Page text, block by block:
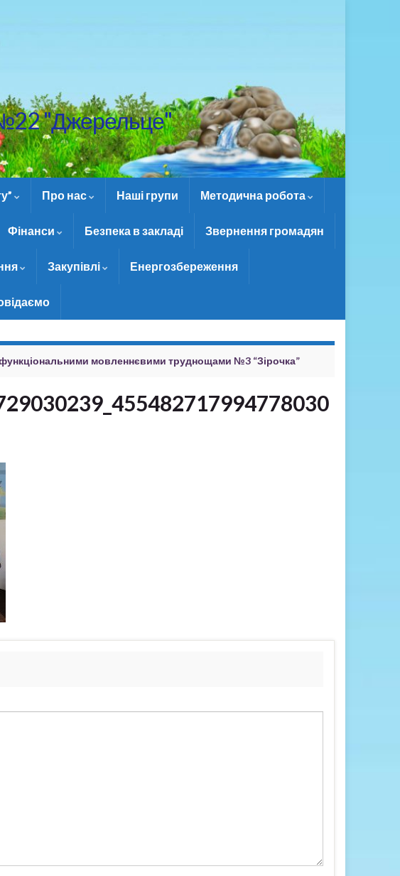
"Джерельце"
Про нас Наші групи Методична робота
Фінанси Безпека в закладі Звернення громадян
Закупівлі Енергозбереження
мовленнєвими труднощами №3 “Зірочка”